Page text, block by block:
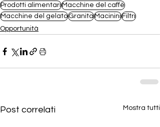
Prodotti alimentariMacchine del caffè
Macchine del gelatoGranitaMacininiFiltri
Opportunità
Post correlati Mostra tutti